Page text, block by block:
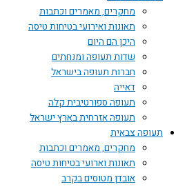
מחקרים, מאמרים וכתבות
תאונות ואירועי בטיחות טיסה
היכן הם היום
שדות תעופה ומנחתים
חברות תעופה בישראל
דאייה
תעופה ספורטיבית קלה
תעופה אזרחית בארץ ישראל
תעופה צבאית
מחקרים, מאמרים וכתבות
תאונות וארועי בטיחות טיסה
אובדן מטוסים בקרב